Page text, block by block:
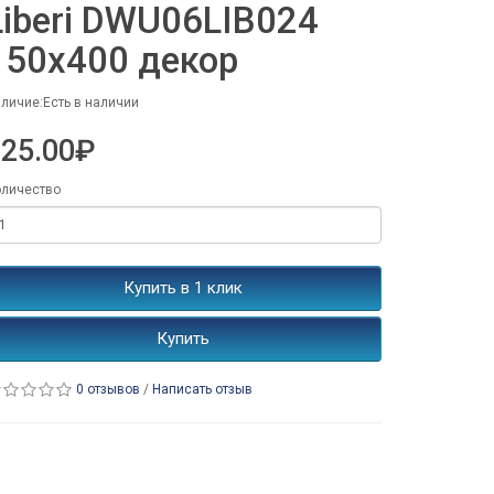
DWU06LIB024
декор
в наличии
Купить в 1 клик
Купить
0 отзывов / Написать отзыв